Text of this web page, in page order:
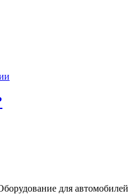
для автомобилей